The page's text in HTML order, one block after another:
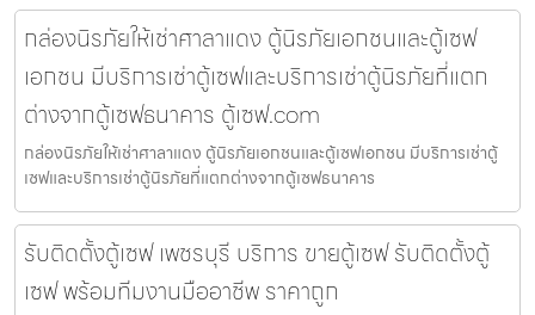
กล่องนิรภัยให้เช่าศาลาแดง ตู้นิรภัยเอกชนและตู้เซฟ
เอกชน มีบริการเช่าตู้เซฟและบริการเช่าตู้นิรภัยที่แตก
ต่างจากตู้เซฟธนาคาร ตู้เซฟ.com
กล่องนิรภัยให้เช่าศาลาแดง ตู้นิรภัยเอกชนและตู้เซฟเอกชน มีบริการเช่าตู้
เซฟและบริการเช่าตู้นิรภัยที่แตกต่างจากตู้เซฟธนาคาร
รับติดตั้งตู้เซฟ เพชรบุรี บริการ ขายตู้เซฟ รับติดตั้งตู้
เซฟ พร้อมทีมงานมืออาชีพ ราคาถูก